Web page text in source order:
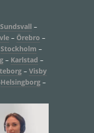
Sundsvall –
– Örebro –
Stockholm –
– Karlstad –
– Visby
Helsingborg–